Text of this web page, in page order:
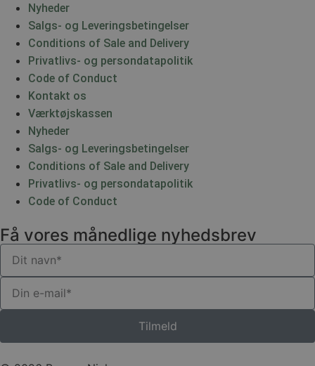
Nyheder
Salgs- og Leveringsbetingelser
Conditions of Sale and Delivery
Privatlivs- og persondatapolitik
Code of Conduct
Kontakt os
Værktøjskassen
Nyheder
Salgs- og Leveringsbetingelser
Conditions of Sale and Delivery
Privatlivs- og persondatapolitik
Code of Conduct
Få vores månedlige nyhedsbrev
Tilmeld